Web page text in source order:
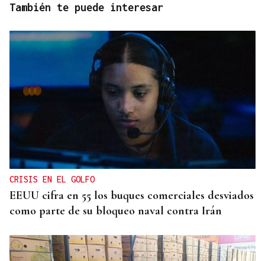
También te puede interesar
CRISIS EN EL GOLFO
EEUU cifra en 55 los buques comerciales desviados
como parte de su bloqueo naval contra Irán